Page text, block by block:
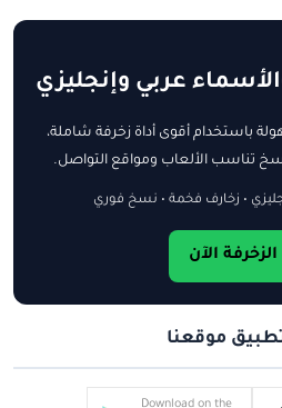
عربي وإنجليزي
باستخدام أقوى أداة زخرفة شاملة،
تناسب الألعاب ومواقع التواصل.
• زخارف فخمة • نسخ فوري
الزخرفة الآن
موقعنا
Download on the